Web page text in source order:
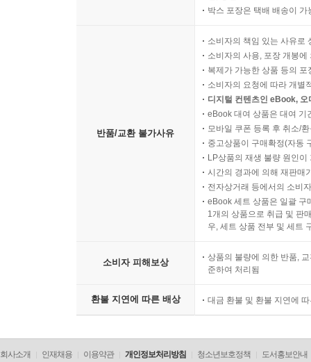
박스 포장은 택배 배송이
반품/교환 불가사유
소비자의 책임 있는 사유로
소비자의 사용, 포장 개봉
복제가 가능한 상품 등의
소비자의 요청에 따라 개별
디지털 컨텐츠인 eBook,
eBook 대여 상품은 대여 기
모바일 쿠폰 등록 후 취소/
중고상품이 구매확정(자동
LP상품의 재생 불량 원인
시간의 경과에 의해 재판매
전자상거래 등에서의 소비
eBook 세트 상품은 일괄 구
1개의 상품으로 취급 및 판
우, 세트 상품 전부 및 세트
소비자 피해보상
상품의 불량에 의한 반품,
준하여 처리됨
환불 지연에 따른 배상 대금 환불 및 환불 지연에
회사소개 인재채용 이용약관 개인정보처리방침 청소년보호정책 도서홍보안내